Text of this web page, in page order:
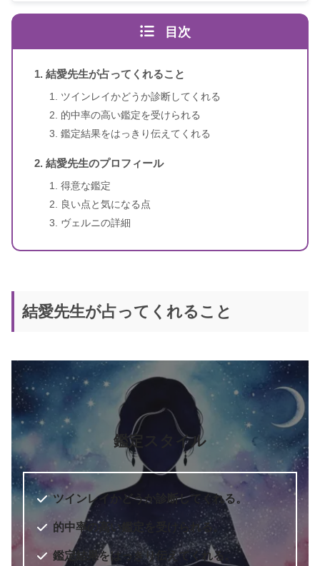
スピリカ（自己紹介はこちら）
目次
結愛先生が占ってくれること
ツインレイかどうか診断してくれる
的中率の高い鑑定を受けられる
鑑定結果をはっきり伝えてくれる
結愛先生のプロフィール
得意な鑑定
良い点と気になる点
ヴェルニの詳細
結愛先生が占ってくれること
鑑定スタイル
ツインレイかどうか診断してくれる。
的中率の高い鑑定を受けられる。
鑑定結果をはっきり伝えてくれる。